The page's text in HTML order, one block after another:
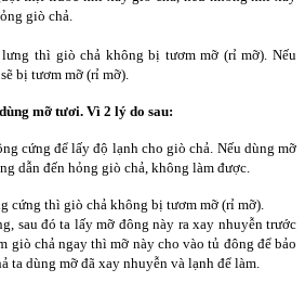
giò chả.
thì giò chả không bị tươm mỡ (rỉ mỡ). Nếu
bị tươm mỡ (rỉ mỡ).
mỡ tươi. Vì 2 lý do sau:
cứng để lấy độ lạnh cho giò chả. Nếu dùng mỡ
dẫn đến hỏng giò chả, không làm được.
cứng thì giò chả không bị tươm mỡ (rỉ mỡ).
sau đó ta lấy mỡ đông này ra xay nhuyễn trước
giò chả ngay thì mỡ này cho vào tủ đông để bảo
ta dùng mỡ đã xay nhuyễn và lạnh để làm.